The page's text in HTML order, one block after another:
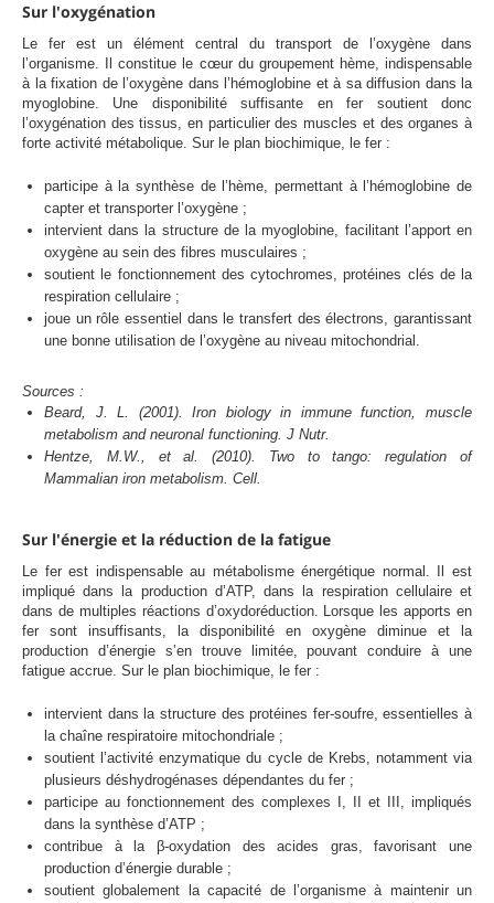
Sur l'oxygénation
Le fer est un élément central du transport de l’oxygène dans
l’organisme. Il constitue le cœur du groupement hème, indispensable
à la fixation de l’oxygène dans l’hémoglobine et à sa diffusion dans la
myoglobine. Une disponibilité suffisante en fer soutient donc
l’oxygénation des tissus, en particulier des muscles et des organes à
forte activité métabolique. Sur le plan biochimique, le fer :
participe à la synthèse de l’hème, permettant à l’hémoglobine de
capter et transporter l’oxygène ;
intervient dans la structure de la myoglobine, facilitant l’apport en
oxygène au sein des fibres musculaires ;
soutient le fonctionnement des cytochromes, protéines clés de la
respiration cellulaire ;
joue un rôle essentiel dans le transfert des électrons, garantissant
une bonne utilisation de l’oxygène au niveau mitochondrial.
Sources :
Beard, J. L. (2001). Iron biology in immune function, muscle
metabolism and neuronal functioning. J Nutr.
Hentze, M.W., et al. (2010). Two to tango: regulation of
Mammalian iron metabolism. Cell.
Sur l'énergie et la réduction de la fatigue
Le fer est indispensable au métabolisme énergétique normal. Il est
impliqué dans la production d’ATP, dans la respiration cellulaire et
dans de multiples réactions d’oxydoréduction. Lorsque les apports en
fer sont insuffisants, la disponibilité en oxygène diminue et la
production d’énergie s’en trouve limitée, pouvant conduire à une
fatigue accrue. Sur le plan biochimique, le fer :
intervient dans la structure des protéines fer-soufre, essentielles à
la chaîne respiratoire mitochondriale ;
soutient l’activité enzymatique du cycle de Krebs, notamment via
plusieurs déshydrogénases dépendantes du fer ;
participe au fonctionnement des complexes I, II et III, impliqués
dans la synthèse d’ATP ;
contribue à la β-oxydation des acides gras, favorisant une
production d’énergie durable ;
soutient globalement la capacité de l’organisme à maintenir un